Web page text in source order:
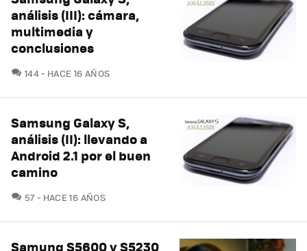
análisis (III): cámara,
multimedia y
conclusiones
144COMENTARIOS
HACE 16 AÑOS
Samsung Galaxy S,
análisis (II): llevando a
Android 2.1 por el buen
camino
57COMENTARIOS
HACE 16 AÑOS
Samung S5600 y S5230